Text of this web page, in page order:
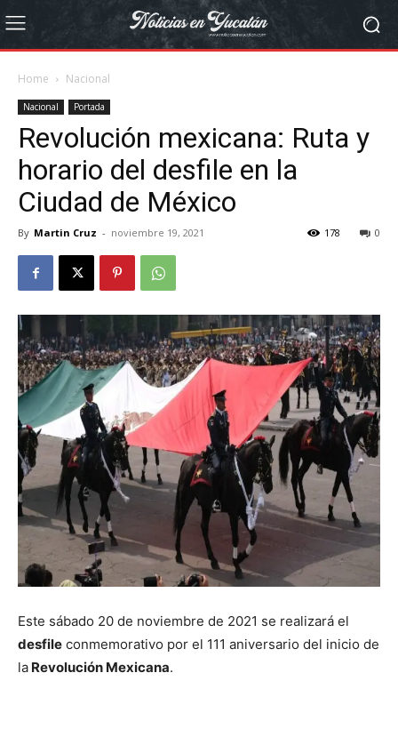
Home Nacional
Nacional Portada
Revolución mexicana: Ruta y
horario del desfile en la
Ciudad de México
By Martin Cruz - noviembre 19, 2021 0
178
Este sábado 20 de noviembre de 2021 se realizará el
desfile conmemorativo por el 111 aniversario del inicio de
la Revolución Mexicana.